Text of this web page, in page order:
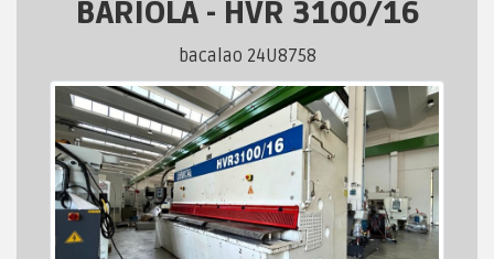
BARIOLA - HVR 3100/16
bacalao 24U8758